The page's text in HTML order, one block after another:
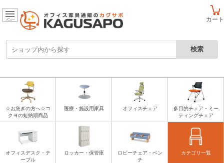
カート
メニュー
☆お急ぎの方へ☆コ
クヨの短納期商品
医療・施設用家具 オフィスチェア
多目的チェア・ミー
ティングチェア
オフィスデスク・テ
ーブル
ロッカー・保管庫
ロビーチェア・ベン
チ
カテゴリ一覧